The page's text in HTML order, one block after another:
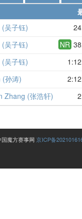
吴子钰)
吴子钰) NR
吴子钰)
(孙涛)
Zhang (张浩轩)
魔方赛事网 京ICP备